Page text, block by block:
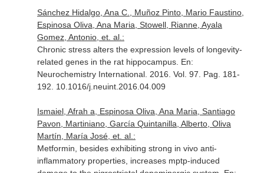
Sánchez Hidalgo, Ana C., Muñoz Pinto, Mario Faustino,
Espinosa Oliva, Ana Maria, Stowell, Rianne, Ayala
Gomez, Antonio, et. al.:
Chronic stress alters the expression levels of longevity-
related genes in the rat hippocampus. En:
Neurochemistry International. 2016. Vol. 97. Pag. 181-
192. 10.1016/j.neuint.2016.04.009
Ismaiel, Afrah a, Espinosa Oliva, Ana Maria, Santiago
Pavon, Martiniano, García Quintanilla, Alberto, Oliva
Martín, María José, et. al.:
Metformin, besides exhibiting strong in vivo anti-
inflammatory properties, increases mptp-induced